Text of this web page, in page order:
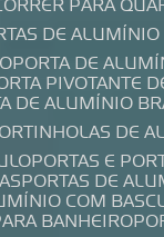
DE ALUMÍNIO
PORTA DE
PIVOTANTE
DE ALUMÍNIO
DE
PORTAS E
PORTAS DE
COM
BANHEIRO